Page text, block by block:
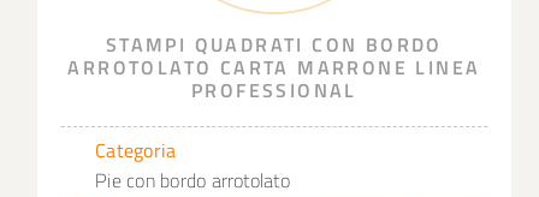
STAMPI QUADRATI CON BORDO
ARROTOLATO CARTA MARRONE LINEA
PROFESSIONAL
Categoria
Pie con bordo arrotolato